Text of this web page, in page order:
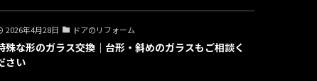
2026年4月28日 ドアのリフォーム
殊な形のガラス交換｜台形・斜めのガラスもご相談く
さい